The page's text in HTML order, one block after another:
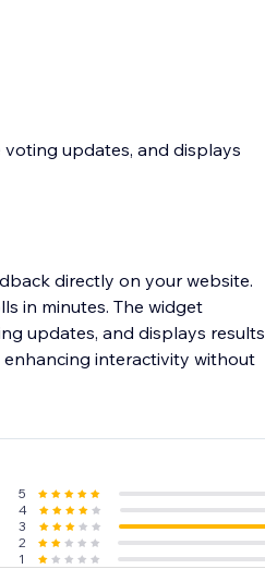
updates, and displays
directly on your website.
in minutes. The widget
updates, and displays results
enhancing interactivity without
5
4
3
2
1